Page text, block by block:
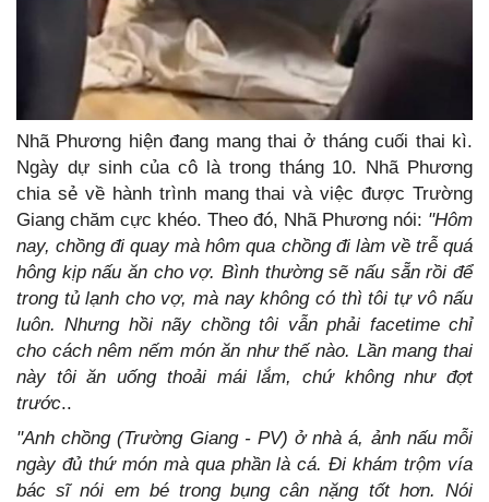
Nhã Phương hiện đang mang thai ở tháng cuối thai kì.
Ngày dự sinh của cô là trong tháng 10. Nhã Phương
chia sẻ về hành trình mang thai và việc được Trường
Giang chăm cực khéo. Theo đó, Nhã Phương nói: "Hôm
nay, chồng đi quay mà hôm qua chồng đi làm về trễ quá
hông kịp nấu ăn cho vợ. Bình thường sẽ nấu sẵn rồi để
trong tủ lạnh cho vợ, mà nay không có thì tôi tự vô nấu
luôn. Nhưng hồi nãy chồng tôi vẫn phải facetime chỉ
cho cách nêm nếm món ăn như thế nào. Lần mang thai
này tôi ăn uống thoải mái lắm, chứ không như đợt
trước..
"Anh chồng (Trường Giang - PV) ở nhà á, ảnh nấu mỗi
ngày đủ thứ món mà qua phần là cá. Đi khám trộm vía
bác sĩ nói em bé trong bụng cân nặng tốt hơn. Nói